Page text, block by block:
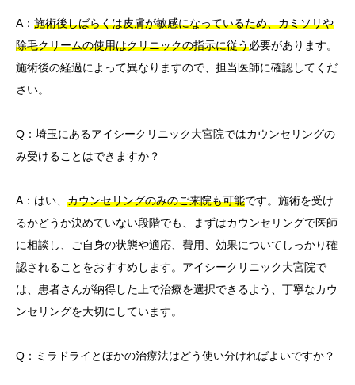
A： 施術後しばらくは皮膚が敏感になっているため、カミソリや
除毛クリームの使用はクリニックの指示に従う必要があります。
施術後の経過によって異なりますので、担当医師に確認してくだ
さい。
Q：埼玉にあるアイシークリニック大宮院ではカウンセリングの
み受けることはできますか？
A：はい、 カウンセリングのみのご来院も可能です。施術を受け
るかどうか決めていない段階でも、まずはカウンセリングで医師
に相談し、ご自身の状態や適応、費用、効果についてしっかり確
認されることをおすすめします。アイシークリニック大宮院で
は、患者さんが納得した上で治療を選択できるよう、丁寧なカウ
ンセリングを大切にしています。
Q：ミラドライとほかの治療法はどう使い分ければよいですか？